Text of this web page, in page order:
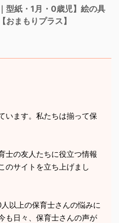
型紙・1月・0歳児】絵の具
おまもりプラス】
います。私たちは揃って保
士の友人たちに役立つ情報
のサイトを立ち上げまし
以上の保育士さんの悩みに
も日々、保育士さんの声が